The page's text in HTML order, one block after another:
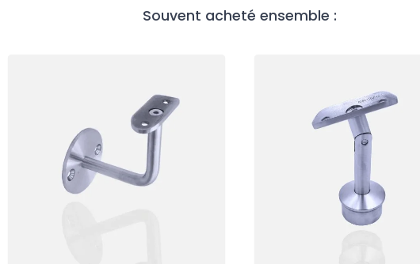
Souvent acheté ensemble :